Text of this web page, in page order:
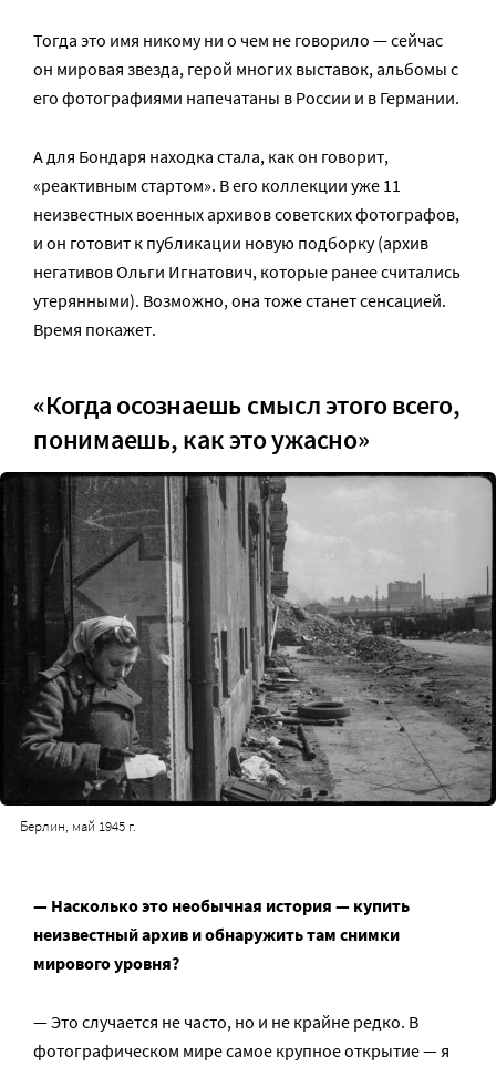
Тогда это имя никому ни о чем не говорило — сейчас
он мировая звезда, герой многих выставок, альбомы с
его фотографиями напечатаны в России и в Германии.
А для Бондаря находка стала, как он говорит,
«реактивным стартом». В его коллекции уже 11
неизвестных военных архивов советских фотографов,
и он готовит к публикации новую подборку (архив
негативов Ольги Игнатович, которые ранее считались
утерянными). Возможно, она тоже станет сенсацией.
Время покажет.
«Когда осознаешь смысл этого всего,
понимаешь, как это ужасно»
Берлин, май 1945 г.
— Насколько это необычная история — купить
неизвестный архив и обнаружить там снимки
мирового уровня?
— Это случается не часто, но и не крайне редко. В
фотографическом мире самое крупное открытие — я